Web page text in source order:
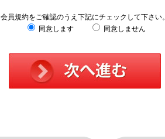
会員規約をご確認のうえ下記にチェックして下さい。
同意します
同意しません